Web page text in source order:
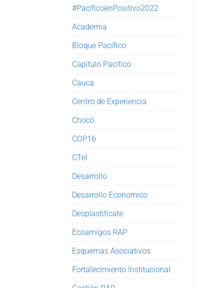
#PacíficoenPositivo2022
Academia
Bloque Pacífico
Capítulo Pacífico
Cauca
Centro de Experiencia
Chocó
COP16
CTeI
Desarrollo
Desarrollo Economico
Desplastifícate
Ecoamigos RAP
Esquemas Asociativos
Fortalecimiento Institucional